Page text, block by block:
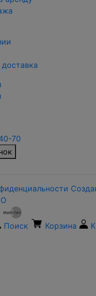
70
Поиск Корзина